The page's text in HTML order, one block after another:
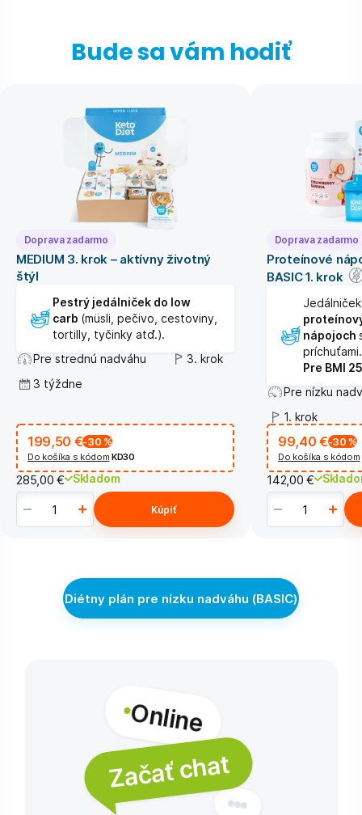
Bude sa vám hodiť
Doprava zadarmo
MEDIUM 3. krok – aktívny životný
štýl
Pestrý jedálniček do low
carb (müsli, pečivo, cestoviny,
tortilly, tyčinky atď.).
Pre strednú nadváhu
3. krok
3 týždne
199,50 €-30 %
Do košíka s kódom KD30
285,00 € Skladom
Kúpiť
Doprava zadarmo
Proteínové
BASIC 1. krok
nápojoch
príchuťami.
Pre BMI
Pre nízku
1. krok
99,40 €-30 %
Do košíka s kódom
142,00 €
Diétny plán pre nízku nadváhu (BASIC)
Online
Začať chat